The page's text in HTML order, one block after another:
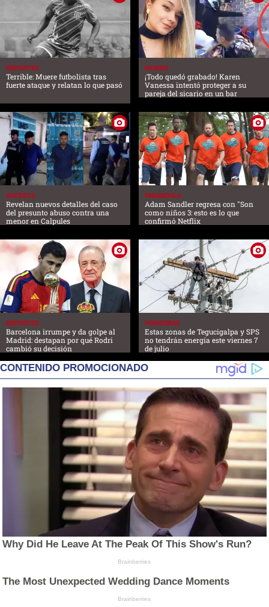
DEPORTES
Terrible: Muere futbolista tras
fuerte ataque y relatan lo que pasó
MUNDO
¡Todo quedó grabado! Karen
Vanessa intentó proteger a su
pareja del sicario en un bar
SUCESOS
Revelan nuevos detalles del caso
del presunto abuso contra una
menor en Calpules
FARANDULA
Adam Sandler regresa con "Son
como niños 3: esto es lo que
confirmó Netflix
DEPORTES
Barcelona irrumpe y da golpe al
Madrid: destapan por qué Rodri
cambió su decisión
HONDURAS
Estas zonas de Tegucigalpa y SPS
no tendrán energía este viernes 7
de julio
CONTENIDO PROMOCIONADO
Why Did He Leave At The Peak Of This Show's Run?
Brainberries
The Most Unexpected Wedding Dance Moments
Brainberries